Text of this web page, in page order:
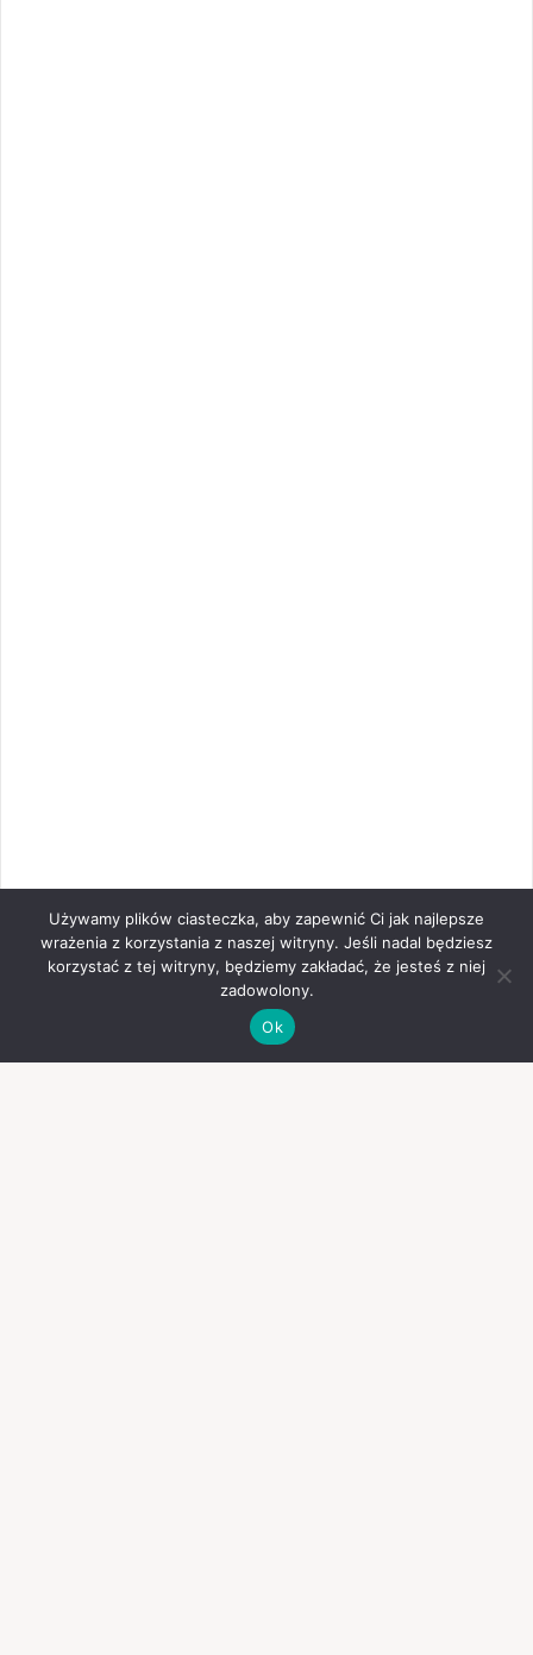
Używamy plików ciasteczka, aby zapewnić Ci jak najlepsze
wrażenia z korzystania z naszej witryny. Jeśli nadal będziesz
korzystać z tej witryny, będziemy zakładać, że jesteś z niej
zadowolony.
Ok